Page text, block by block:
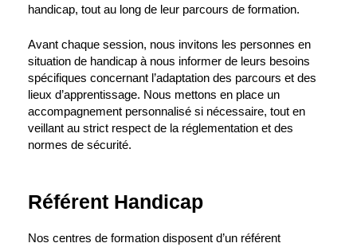
handicap, tout au long de leur parcours de formation.
Avant chaque session, nous invitons les personnes en
situation de handicap à nous informer de leurs besoins
spécifiques concernant l’adaptation des parcours et des
lieux d’apprentissage. Nous mettons en place un
accompagnement personnalisé si nécessaire, tout en
veillant au strict respect de la réglementation et des
normes de sécurité.
Référent Handicap
Nos centres de formation disposent d’un référent